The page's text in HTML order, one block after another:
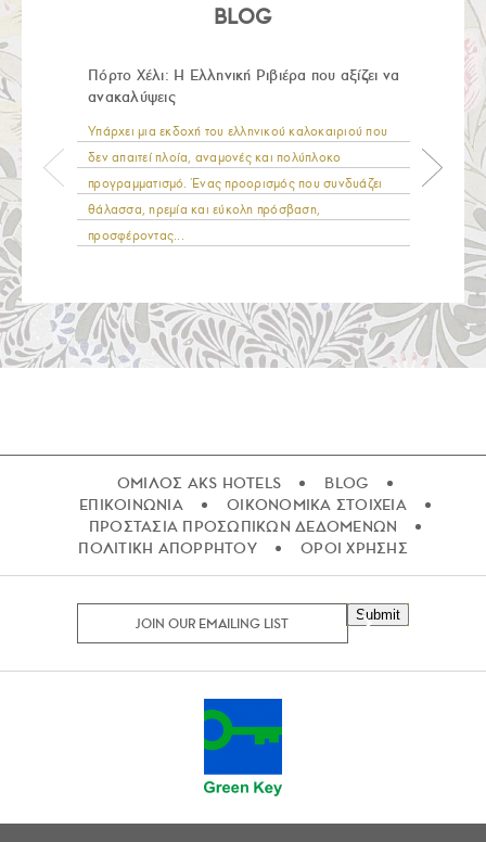
BLOG
Πόρτο Χέλι: Η Ελληνική Ριβιέρα που αξίζει να
ανακαλύψεις
Υπάρχει μια εκδοχή του ελληνικού καλοκαιριού που
δεν απαιτεί πλοία, αναμονές και πολύπλοκο
προγραμματισμό. Ένας προορισμός που συνδυάζει
θάλασσα, ηρεμία και εύκολη πρόσβαση,
προσφέροντας...
ΟΜΙΛΟΣ AKS HOTELS
BLOG
ΕΠΙΚΟΙΝΩΝΙΑ
ΟΙΚΟΝΟΜΙΚΑ ΣΤΟΙΧΕΙΑ
ΠΡΟΣΤΑΣΙΑ ΠΡΟΣΩΠΙΚΩΝ ΔΕΔΟΜΕΝΩΝ
ΠΟΛΙΤΙΚΗ ΑΠΟΡΡΗΤΟΥ
ΟΡΟΙ ΧΡΗΣΗΣ
Submit